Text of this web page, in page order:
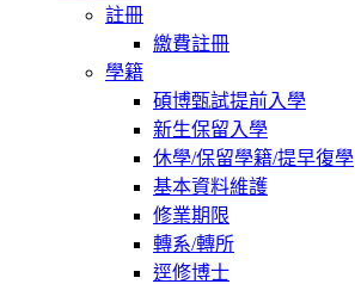
註冊
繳費註冊
學籍
碩博甄試提前入學
新生保留入學
休學/保留學籍/提早復學
基本資料維護
修業期限
轉系/轉所
逕修博士